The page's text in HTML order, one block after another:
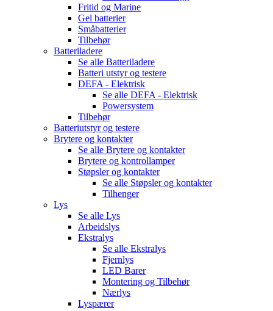
Fritid og Marine
Gel batterier
Småbatterier
Tilbehør
Batteriladere
Se alle Batteriladere
Batteri utstyr og testere
DEFA - Elektrisk
Se alle DEFA - Elektrisk
Powersystem
Tilbehør
Batteriutstyr og testere
Brytere og kontakter
Se alle Brytere og kontakter
Brytere og kontrollamper
Støpsler og kontakter
Se alle Støpsler og kontakter
Tilhenger
Lys
Se alle Lys
Arbeidslys
Ekstralys
Se alle Ekstralys
Fjernlys
LED Barer
Montering og Tilbehør
Nærlys
Lyspærer